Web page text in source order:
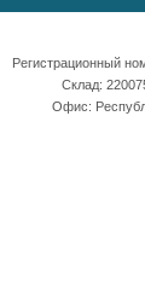
Регистрационный
Склад:
Офис: